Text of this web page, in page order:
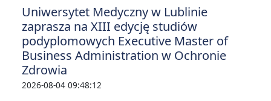
Uniwersytet Medyczny w Lublinie
zaprasza na XIII edycję studiów
podyplomowych Executive Master of
Business Administration w Ochronie
Zdrowia
2026-08-04 09:48:12